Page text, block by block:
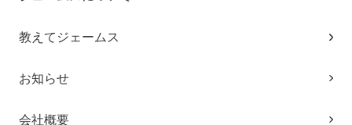
教えてジェームス
お知らせ
会社概要